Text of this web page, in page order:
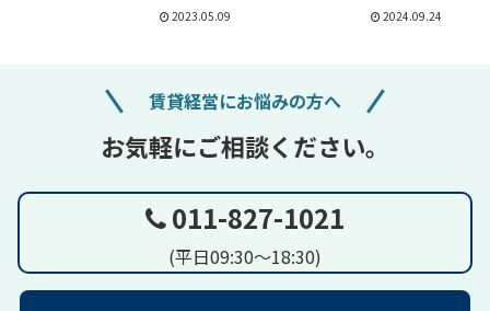
2023.05.09 2024.09.24
賃貸経営にお悩みの方へ
お気軽にご相談ください。
011-827-1021
(平日09:30～18:30)